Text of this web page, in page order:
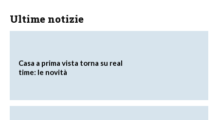
Ultime notizie
Casa a prima vista torna su real
time: le novità